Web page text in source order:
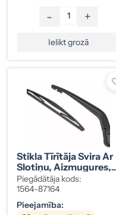
- +
Ielikt grozā
Stikla Tīrītāja Svira Ar
Slotiņu, Aizmugures,
Nissan Note, 28781-
1U600
Piegādātāja kods:
1564-87164
Pieejamība: